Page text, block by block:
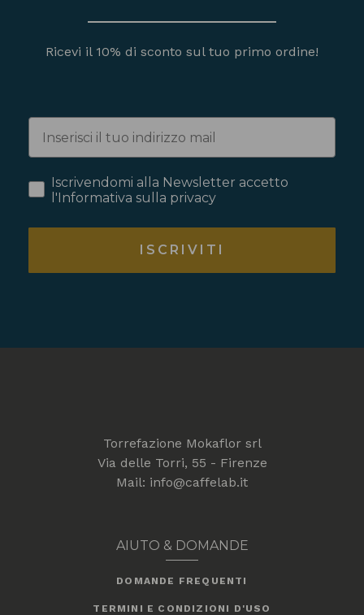
Ricevi il 10% di sconto sul tuo primo ordine!
Iscrivendomi alla Newsletter accetto
l'Informativa sulla privacy
ISCRIVITI
Torrefazione Mokaflor srl
Via delle Torri, 55 - Firenze
Mail: info@caffelab.it
AIUTO & DOMANDE
DOMANDE FREQUENTI
TERMINI E CONDIZIONI D'USO